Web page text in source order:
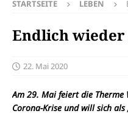
STARTSEITE LEBEN
Endlich
22. Mai 2020
Am 29. Mai feiert die
Corona-Krise und will sich